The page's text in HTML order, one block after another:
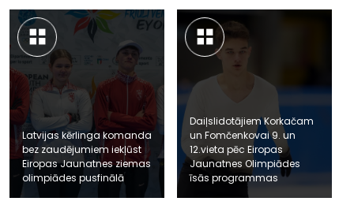
Latvijas kērlinga komanda
bez zaudējumiem iekļūst
Eiropas Jaunatnes ziemas
olimpiādes pusfinālā
Daiļslidotājiem Korkačam
un Fomčenkovai 9. un
12.vieta pēc Eiropas
Jaunatnes Olimpiādes
īsās programmas